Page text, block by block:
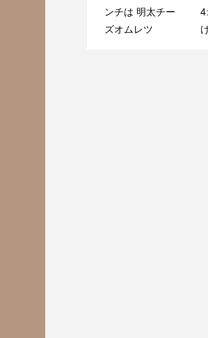
ンチは 明太チー
ズオムレツ
手掴みスタイルの
.